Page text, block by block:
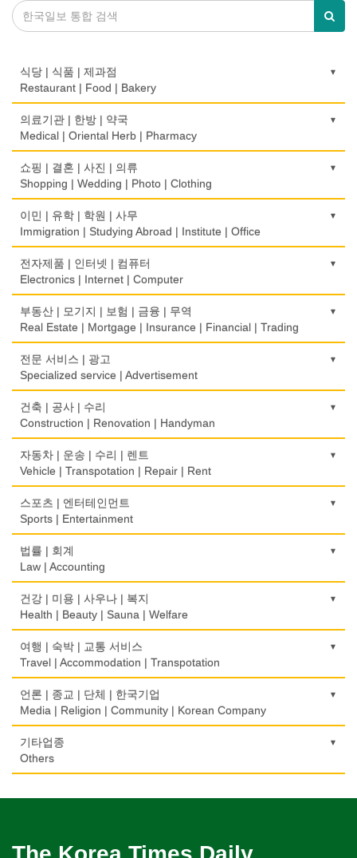
식당 | 식품 | 제과점
Restaurant | Food | Bakery
농장
Farm
떡집/방앗간
Rice Cake
Fish Market
Restaurant
식당장비
Food Equipment
식품점
Korean Food
Food Manufacturing
와인제조
정육점
제과점
Bakery
식품도매
Food Distributors
의료기관 | 한방 | 약국
Medical | Oriental Herb | Pharmacy
의사-검안의
Optometrist
보청기
Hearing Aid
Bidet
Psychologist/Psychiatrist
안경점
Optical Stores
의료기구
Medical Instruments
Denturist
한의원/한약
Oriental Herb/Acupuncture
약국
의사-내과
Internal Medicine
의사-물리치료/카이로 프랙터
Physiotherapy/Chiropractic Clinic
의사-비뇨기과
의사-산부인과
Obstetrician
의사-성형외과
Cosmetic Surgeon
Ophthalmologist
쇼핑 | 결혼 | 사진 | 의류
Shopping | Wedding | Photo | Clothing
한복집
Korean Costume
유리/거울/액자
Glass/Mirror/Frame
Children's Ware
Wedding
인터넷 쇼핑
Internet Shopping
결혼상담
Marriage Consulting
Florist
모피점
백화점/선물센터
보석/귀금속/시계
Jeweler/Jeweller
비디오-사진/촬영/편집/공급
Video Service
사진촬영
애완동물용품
Pet Shop
이민 | 유학 | 학원 | 사무
Immigration | Studying Abroad | Institute | Office
이민/유학
Immigration/Studying Abroad
사무기기
Office Equipment
Stationery/Office Equipment
Book Store
운전학원
Driving School
한글학교
Korean Language School
Boarding House
학교/학원
개인지도-체육
개인지도-음악
Private Lesson-Music
개인지도-옷수선
Private Lesson-Alteration
개인지도-어학/수학
개인지도-서예
개인지도-미술/사진
전자제품 | 인터넷 | 컴퓨터
Electronics | Internet | Computer
금전등록기
Cash Register
인터넷 서비스/까페
Internet Service/Cafe
전자제품 판매/수리
Electronic Goods Sales/Repair
Telephone/Communication Service
컴퓨터 판매/수리
Computer Sales/Repair
부동산 | 모기지 | 보험 | 금융 | 무역
Real Estate | Mortgage | Insurance | Financial | Trading
도매
Wholesale
모기지
Mortgage
International Trade
Insurance/Investment/Finance
부동산 관리
Property Management
채무조정
Bankruptcy
Real Estate
은행/금융기관
Bank/Financing Service
전문 서비스 | 광고
Specialized service | Advertisement
광고/그래픽 디자인
Advertising/Graphic Design
광고 에이전트
Advertising Agency
경보/도난방지
Alarm/Security System
Cemetery/Monument
빨래방/세탁
Coin Laundry/Dry cleaning
상패/트로피
Medal/Trophy
Dry cleaning Equipment
악기사
열쇠
보석감정사
건축 | 공사 | 수리
Construction | Renovation | Handyman
건축시공/개조
Construction/Home Renovation
건축설계사
Architect
Architecture
Home Inspection
간판
Signs
가구판매/수리
Furniture Sales/Repair
Machinery Rebuilding
난방/냉동
자동차 | 운송 | 수리 | 렌트
Vehicle | Transpotation | Repair | Rent
운송/통관/이삿짐
Transportation/Moving
택배
Courier Service
Taxi Service
Automobile/Car
자동차-렌트
Car Rental
자동차-바디샵
Autobody Shop
스포츠 | 엔터테인먼트
Sports | Entertainment
골프장비
Golf Equipment
골프장
Golf/Country Club
가라오케/노래방/카페
Karaoke/Cafe
Dahn Centre
당구장
Billiard Club
볼링장
법률 | 회계
Law | Accounting
교통위반티켓
Traffic Ticket
공인회계사(CPA)
CPA
번역/통역/이력서
Translation/Interpretation/Resume Service
Law Office
회계업무
건강 | 미용 | 사우나 | 복지
Health | Beauty | Sauna | Welfare
건강상담/식품/정보
Health Counseling/Food/Information
의료기
Medical Equipment
Massage
여행 | 숙박 | 교통 서비스
Travel | Accommodation | Transpotation
호텔/모텔/숙박
Hotel/Motel
여행/관광
Travel/Tour
언론 | 종교 | 단체 | 한국기업
Media | Religion | Community | Korean Company
기도원/수양관
Retreat Centre
Korean Businessmen's Association
Buddhist Temple
기타업종
Others
Shoe Repair